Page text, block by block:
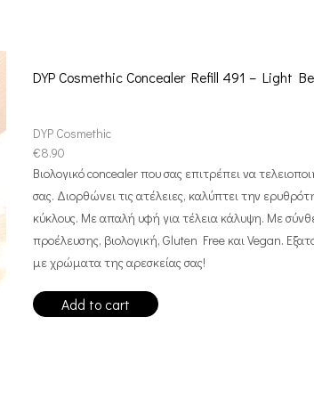
DYP Cosmethic Concealer Refill 491 – Light
DYP Cosmethic
€8.90
Βιολογικό concealer που σας επιτρέπει να
σας. Διορθώνει τις ατέλειες, καλύπτει την
κύκλους. Με απαλή υφή για τέλεια κάλυψη. Με
προέλευσης, βιολογική, Gluten Free και Vegan.
με χρώματα της αρεσκείας σας!
Add to cart